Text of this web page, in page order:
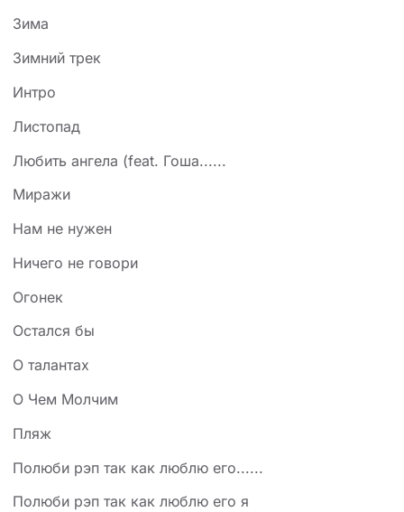
Зима
Зимний трек
Интро
Листопад
Любить ангела (feat. Гоша......
Миражи
Нам не нужен
Ничего не говори
Огонек
Остался бы
О талантах
О Чем Молчим
Пляж
Полюби рэп так как люблю его......
Полюби рэп так как люблю его я